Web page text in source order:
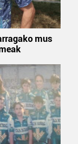
mus